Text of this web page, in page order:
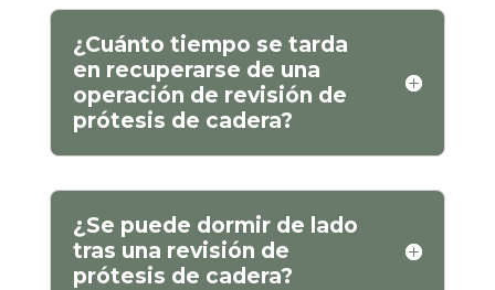
¿Cuánto tiempo se tarda
en recuperarse de una
operación de revisión de
prótesis de cadera?
¿Se puede dormir de lado
tras una revisión de
prótesis de cadera?